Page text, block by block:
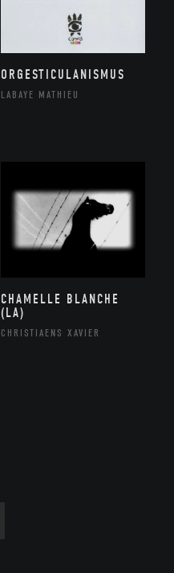
ORGESTICULANISMUS
LABAYE MATHIEU
CHAMELLE BLANCHE
(LA)
CHRISTIAENS XAVIER